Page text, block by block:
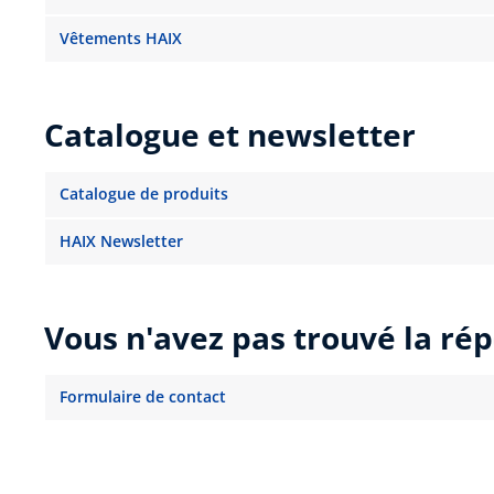
Vêtements HAIX
Catalogue et newsletter
Catalogue de produits
HAIX Newsletter
Vous n'avez pas trouvé la
Formulaire de contact